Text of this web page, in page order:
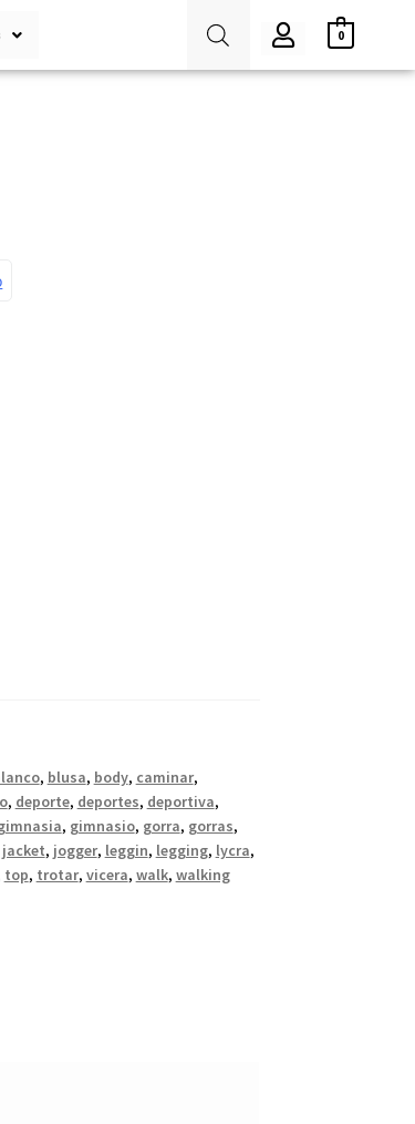
0
, blusa, body, caminar,
, deporte, deportes, deportiva,
, gimnasio, gorra, gorras,
jacket, jogger, leggin, legging, lycra,
top, trotar, vicera, walk, walking